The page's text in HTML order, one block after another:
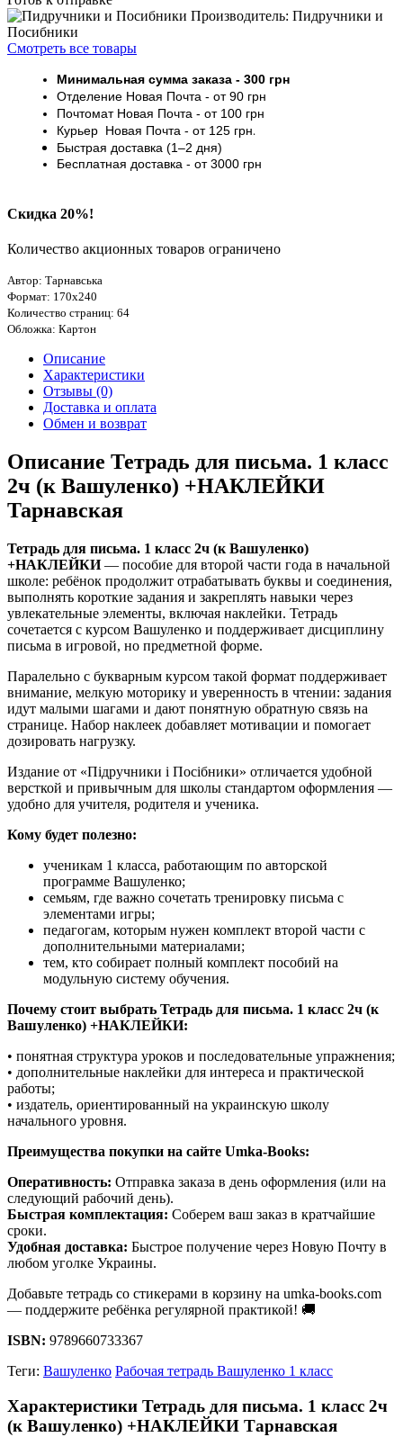
Производитель: Пидручники и
Посибники
Смотреть все товары
Минимальная сумма заказа - 300 грн
Отделение Новая Почта - от 90 грн
ПочтоматНовая Почта - от 100 грн
Курьер Новая Почта - от 125 грн.
Быстрая доставка (1–2 дня)
Бесплатная доставка - от 3000 грн
Скидка 20%!
Количество акционных товаров ограничено
Автор: Тарнавська
Формат: 170х240
Количество страниц: 64
Обложка: Картон
Описание
Характеристики
Отзывы (0)
Доставка и оплата
Обмен и возврат
Описание Тетрадь для письма. 1 класс
2ч (к Вашуленко) +НАКЛЕЙКИ
Тарнавская
Тетрадь для письма. 1 класс 2ч (к Вашуленко)
+НАКЛЕЙКИ— пособие для второй части года в начальной
школе: ребёнок продолжит отрабатывать буквы и соединения,
выполнять короткие задания и закреплять навыки через
увлекательные элементы, включая наклейки. Тетрадь
сочетается с курсом Вашуленко и поддерживает дисциплину
письма в игровой, но предметной форме.
Паралельно с букварным курсом такой формат поддерживает
внимание, мелкую моторику и уверенность в чтении: задания
идут малыми шагами и дают понятную обратную связь на
странице. Набор наклеек добавляет мотивации и помогает
дозировать нагрузку.
Издание от «Підручники і Посібники» отличается удобной
версткой и привычным для школы стандартом оформления —
удобно для учителя, родителя и ученика.
Кому будет полезно:
ученикам 1 класса, работающим по авторской
программе Вашуленко;
семьям, где важно сочетать тренировку письма с
элементами игры;
педагогам, которым нужен комплект второй части с
дополнительными материалами;
тем, кто собирает полный комплект пособий на
модульную систему обучения.
Почему стоит выбрать Тетрадь для письма. 1 класс 2ч (к
Вашуленко) +НАКЛЕЙКИ:
• понятная структура уроков и последовательные упражнения;
• дополнительные наклейки для интереса и практической
работы;
• издатель, ориентированный на украинскую школу
начального уровня.
Преимущества покупки на сайте Umka-Books:
Оперативность: Отправка заказа в день оформления (или на
следующий рабочий день).
Быстрая комплектация: Соберем ваш заказ в кратчайшие
сроки.
Удобная доставка: Быстрое получение через Новую Почту в
любом уголке Украины.
Добавьте тетрадь со стикерами в корзину на umka-books.com
— поддержите ребёнка регулярной практикой! 🚚
ISBN: 9789660733367
Теги: Вашуленко Рабочая тетрадь Вашуленко 1 класс
Характеристики Тетрадь для письма. 1 класс 2ч
(к Вашуленко) +НАКЛЕЙКИ Тарнавская